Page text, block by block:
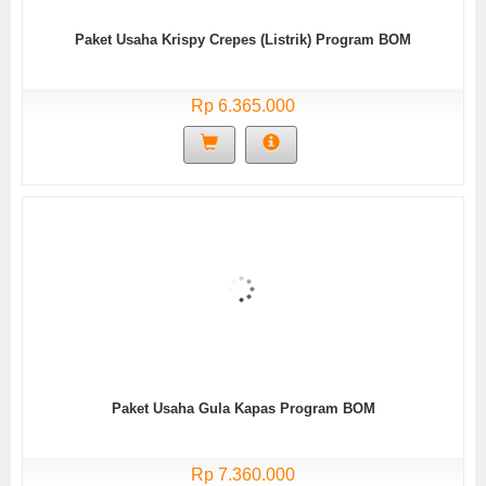
Paket Usaha Krispy Crepes (Listrik) Program BOM
Rp 6.365.000
Paket Usaha Gula Kapas Program BOM
Rp 7.360.000